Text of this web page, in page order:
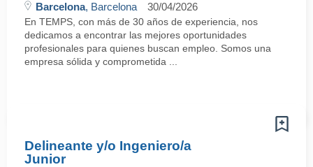
Barcelona, Barcelona 30/04/2026
En TEMPS, con más de 30 años de experiencia, nos
dedicamos a encontrar las mejores oportunidades
profesionales para quienes buscan empleo. Somos una
empresa sólida y comprometida ...
Delineante y/o Ingeniero/a
Junior